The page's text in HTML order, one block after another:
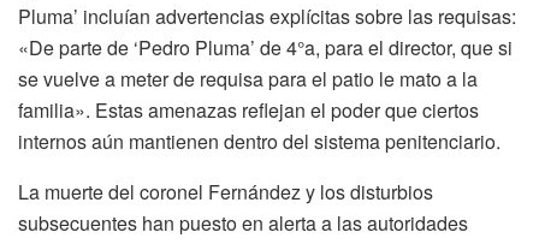
Pluma’ incluían advertencias explícitas sobre las requisas:
«De parte de ‘Pedro Pluma’ de 4°a, para el director, que si
se vuelve a meter de requisa para el patio le mato a la
familia». Estas amenazas reflejan el poder que ciertos
internos aún mantienen dentro del sistema penitenciario.
La muerte del coronel Fernández y los disturbios
subsecuentes han puesto en alerta a las autoridades